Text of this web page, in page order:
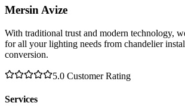
Mersin Avize
With traditional trust and modern technology,
for all your lighting needs from chandelier
conversion.
5.0 Customer Rating
Services